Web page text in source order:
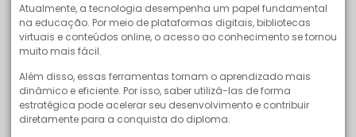
Atualmente, a tecnologia desempenha um papel fundamental
na educação. Por meio de plataformas digitais, bibliotecas
virtuais e conteúdos online, o acesso ao conhecimento se tornou
muito mais fácil.
Além disso, essas ferramentas tornam o aprendizado mais
dinâmico e eficiente. Por isso, saber utilizá-las de forma
estratégica pode acelerar seu desenvolvimento e contribuir
diretamente para a conquista do diploma.